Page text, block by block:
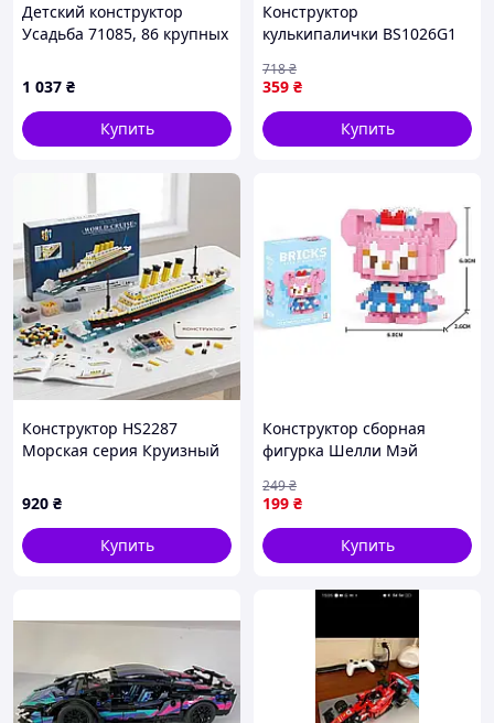
Детский конструктор
Усадьба 71085, 86 крупных
1 037 ₴
Купить
Конструктор
кулькипалички BS1026G1
развития мелкой моторики
детей
359 ₴
718₴
Купить
Конструктор HS2287
Морская серия Круизный
920 ₴
Купить
Конструктор сборная
фигурка Шелли Мэй
из блоков в стиле лего 191
деталь JGGW_199
199 ₴
249₴
Купить